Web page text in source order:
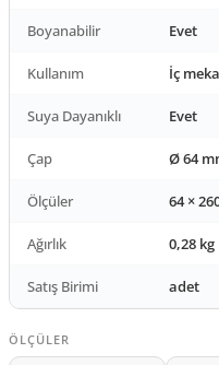
Boyanabilir Evet
Kullanım İç
Suya Dayanıklı Evet
Çap Ø 64
Ölçüler 64 ×
Ağırlık 0,28 kg
Satış Birimi adet
ÖLÇÜLER